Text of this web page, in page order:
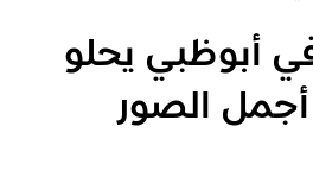
مسارات
في أبوظبي يحلو
أجمل الصور